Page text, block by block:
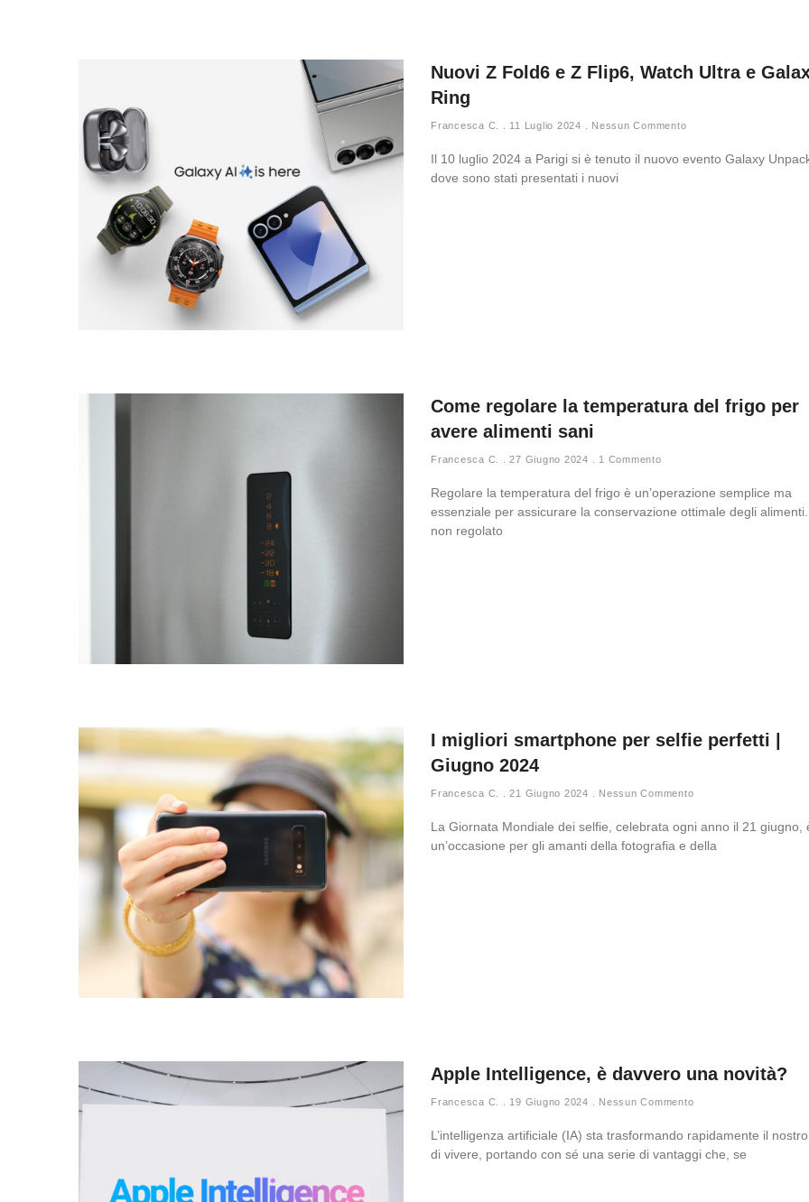
Nuovi Z Fold6 e Z Flip6, Watch Ultra e
Ring
Francesca C. 11 Luglio 2024 Nessun Commento
Il 10 luglio 2024 a Parigi si è tenuto il nuovo evento Galaxy
dove sono stati presentati i nuovi
Come regolare la temperatura del frigo per
avere alimenti sani
Francesca C. 27 Giugno 2024 1 Commento
Regolare la temperatura del frigo è un’operazione semplice ma
essenziale per assicurare la conservazione ottimale degli
non regolato
I migliori smartphone per selfie perfetti |
Giugno 2024
Francesca C. 21 Giugno 2024 Nessun Commento
La Giornata Mondiale dei selfie, celebrata ogni anno il 21 giugno,
un’occasione per gli amanti della fotografia e della
Apple Intelligence, è davvero una novità?
Francesca C. 19 Giugno 2024 Nessun Commento
L’intelligenza artificiale (IA) sta trasformando rapidamente il
di vivere, portando con sé una serie di vantaggi che, se